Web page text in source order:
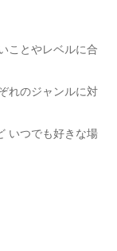
ことやレベルに合
れのジャンルに対
いつでも好きな場